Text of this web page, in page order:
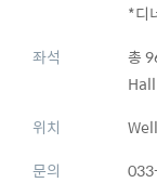
*디
좌석
총
위치
문의